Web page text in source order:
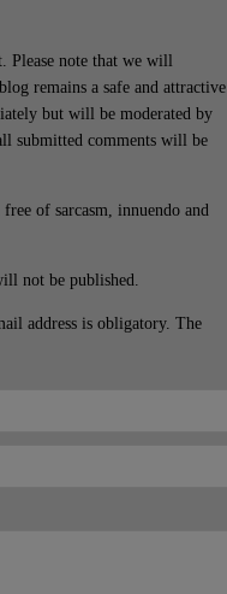
Please note that we will
remains a safe and attractive
but will be moderated by
submitted comments will be
of sarcasm, innuendo and
not be published.
address is obligatory. The